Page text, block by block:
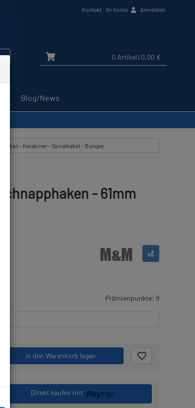
Kontakt Ihr Konto Anmelden
0 Artikel | 0,00 €
Blog/News
- Karabiner - Spiralkabel - Bungee
- 61mm
Prämienpunkte: 9
in den Warenkorb legen
Direkt kaufen mit